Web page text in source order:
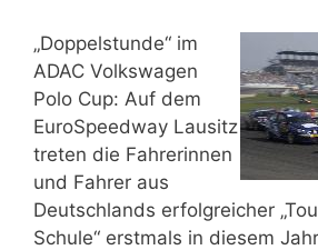
„Doppelstunde“ im
ADAC Volkswagen
Polo Cup: Auf dem
EuroSpeedway Lausitz
treten die Fahrerinnen
und Fahrer aus
Deutschlands erfolgreicher
Schule“ erstmals in diesem